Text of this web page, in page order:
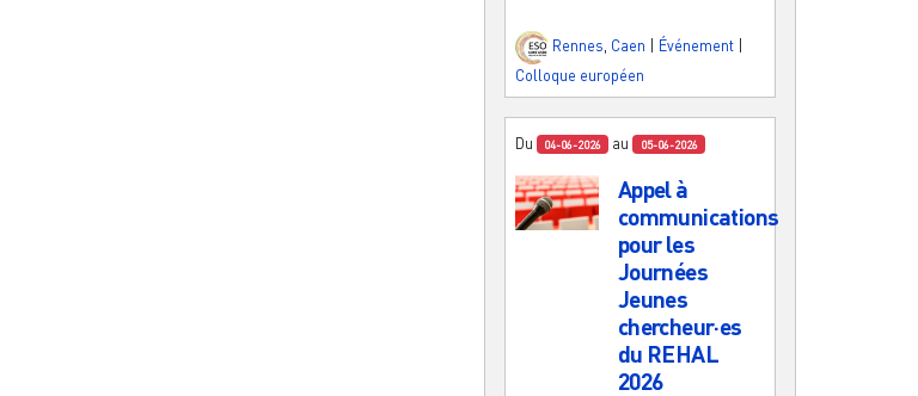
Rennes Caen Événement
Colloque européen
Du 04-06-2026 au 05-06-2026
Appel à
communications
pour les
Journées
Jeunes
chercheur·es
du REHAL
2026